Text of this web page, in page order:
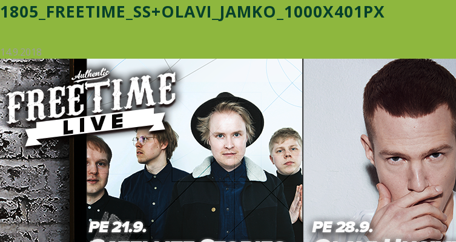
1805_FREETIME_SS+OLAVI_JAMKO_1000X401PX
14.9.2018